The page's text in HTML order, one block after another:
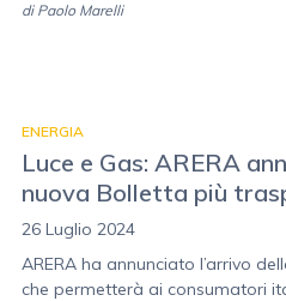
di Paolo Marelli
ENERGIA
Luce e Gas: ARERA
nuova Bolletta più
26 Luglio 2024
ARERA ha annunciato l’arrivo
che permetterà ai consumatori